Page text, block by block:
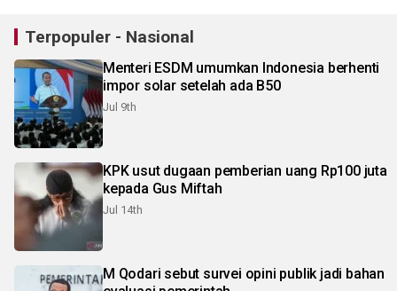
Terpopuler - Nasional
Menteri ESDM umumkan Indonesia berhenti
impor solar setelah ada B50
Jul 9th
KPK usut dugaan pemberian uang Rp100 juta
kepada Gus Miftah
Jul 14th
M Qodari sebut survei opini publik jadi bahan